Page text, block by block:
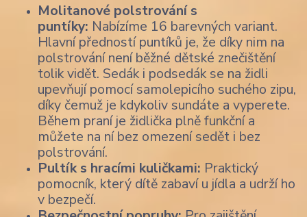
Molitanové polstrování s
puntíky: Nabízíme 16 barevných variant.
Hlavní předností puntíků je, že díky nim na
polstrování není běžné dětské znečištění
tolik vidět. Sedák i podsedák se na židli
upevňují pomocí samolepicího suchého zipu,
díky čemuž je kdykoliv sundáte a vyperete.
Během praní je židlička plně funkční a
můžete na ní bez omezení sedět i bez
polstrování.
Pultík s hracími kuličkami: Praktický
pomocník, který dítě zabaví u jídla a udrží ho
v bezpečí.